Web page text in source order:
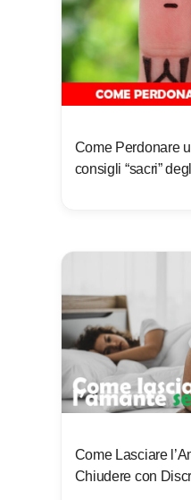
Come Perdonare
consigli “sacri”
Come Lasciare
Chiudere con